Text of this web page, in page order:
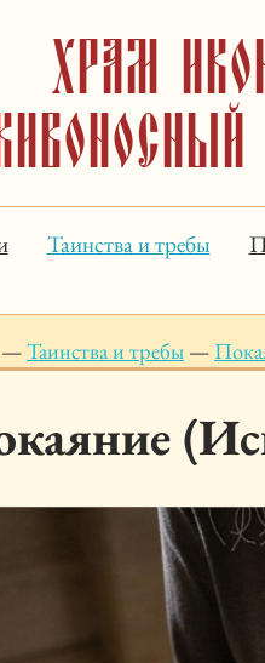
Храм
Таинства и требы
—Таинства и требы —